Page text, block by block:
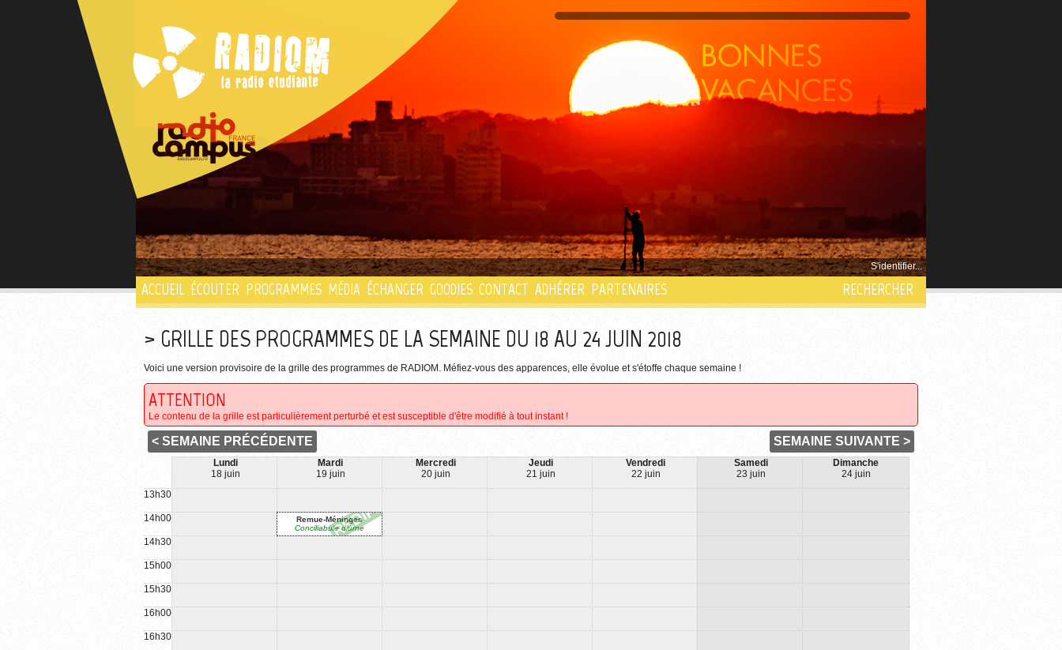
S'identifier...
ACCUEIL ÉCOUTER PROGRAMMES MÉDIA ÉCHANGER GOODIES CONTACT ADHÉRER PARTENAIRES RECHERCHER
GRILLE DES PROGRAMMES DE LA SEMAINE DU 18 AU 24 JUIN 2018
Voici une version provisoire de la grille des programmes de RADIOM. Méfiez-vous des apparences, elle évolue et s'étoffe chaque semaine !
ATTENTION
Le contenu de la grille est particulièrement perturbé et est susceptible d'être modifié à tout instant !
< SEMAINE PRÉCÉDENTE SEMAINE SUIVANTE >
Lundi
18 juin
Mardi
19 juin
Mercredi
20 juin
Jeudi
21 juin
Vendredi
22 juin
Samedi
23 juin
Dimanche
24 juin
13h30
14h00
14h30
15h00
15h30
16h00
16h30
Remue-Méninges
Conciliabule diurne